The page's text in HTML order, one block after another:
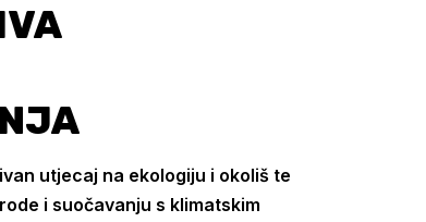
utjecaj na ekologiju i okoliš te
i suočavanju s klimatskim